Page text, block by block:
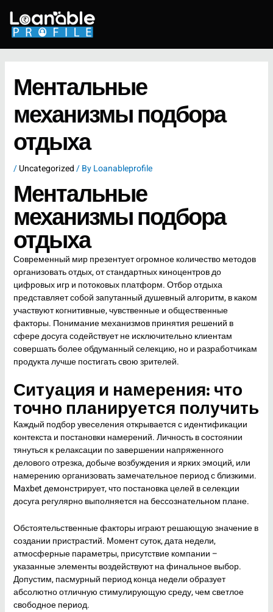
content
Ментальные
механизмы подбора
отдыха
/Uncategorized/ ByLoanableprofile
Ментальные
механизмы подбора
отдыха
Современный мир презентует огромное количество методов
организовать отдых, от стандартных киноцентров до
цифровых игр и потоковых платформ. Отбор отдыха
представляет собой запутанный душевный алгоритм, в каком
участвуют когнитивные, чувственные и общественные
факторы. Понимание механизмов принятия решений в
сфере досуга содействует не исключительно клиентам
совершать более обдуманный селекцию, но и разработчикам
продукта лучше постигать свою зрителей.
Ситуация и намерения: что
точно планируется получить
Каждый подбор увеселения открывается с идентификации
контекста и постановки намерений. Личность в состоянии
тянуться к релаксации по завершении напряженного
делового отрезка, добыче возбуждения и ярких эмоций, или
намерению организовать замечательное период с близкими.
Maxbet демонстрирует, что постановка целей в селекции
досуга регулярно выполняется на бессознательном плане.
Обстоятельственные факторы играют решающую значение в
создании пристрастий. Момент суток, дата недели,
атмосферные параметры, присутствие компании –
указанные элементы воздействуют на финальное выбор.
Допустим, пасмурный период конца недели образует
абсолютно отличную стимулирующую среду, чем светлое
свободное период.